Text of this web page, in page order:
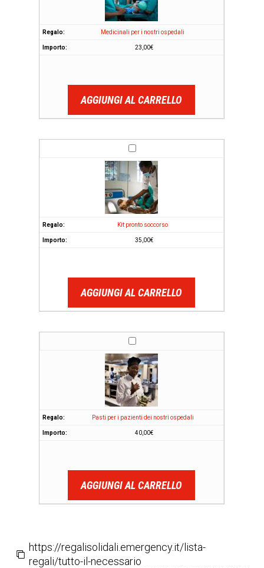
Medicinali per i nostri ospedali
23,00€
AGGIUNGI AL CARRELLO
Kit pronto soccorso
35,00€
AGGIUNGI AL CARRELLO
Pasti per i pazienti dei nostri ospedali
40,00€
AGGIUNGI AL CARRELLO
https://regalisolidali.emergency.it/lista-
regali/tutto-il-necessario